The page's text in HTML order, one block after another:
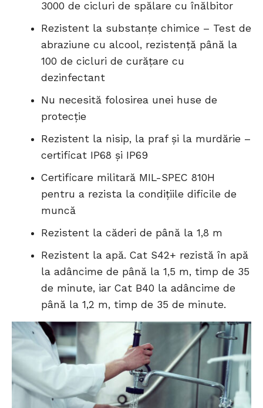
3000 de cicluri de spălare cu înălbitor
Rezistent la substanțe chimice – Test de
abraziune cu alcool, rezistență până la
100 de cicluri de curățare cu
dezinfectant
Nu necesită folosirea unei huse de
protecție
Rezistent la nisip, la praf și la murdărie –
certificat IP68 și IP69
Certificare militară MIL-SPEC 810H
pentru a rezista la condițiile dificile de
muncă
Rezistent la căderi de până la 1,8 m
Rezistent la apă. Cat S42+ rezistă în apă
la adâncime de până la 1,5 m, timp de 35
de minute, iar Cat B40 la adâncime de
până la 1,2 m, timp de 35 de minute.